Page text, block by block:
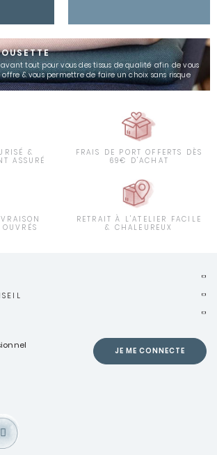
tout pour vous des tissus de qualité afin de vous
& vous permettre de faire un choix sans risque
&
ASSURÉ
FRAIS DE PORT OFFERTS DÈS
69€ D'ACHAT
RETRAIT À L'ATELIER FACILE
& CHALEUREUX
JE ME CONNECTE